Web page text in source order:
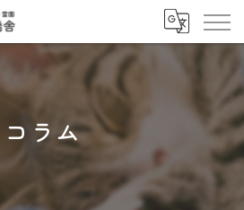
コラム